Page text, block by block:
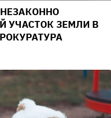
УЧАСТОК ЗЕМЛИ В